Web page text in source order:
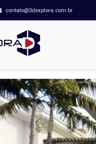
contato@3dexplora.com.br